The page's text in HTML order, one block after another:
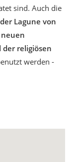
sind. Auch die
Lagune von
neuen
der religiösen
werden -